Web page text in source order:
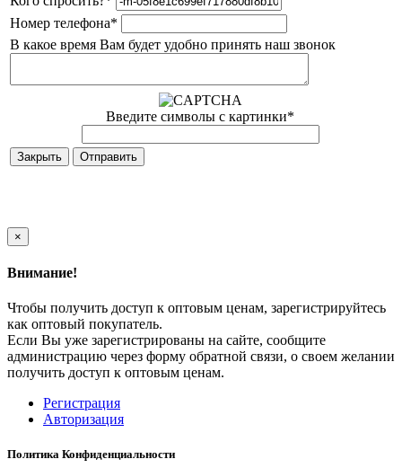
Номер телефона*
В какое время Вам будет удобно принять наш звонок
Введите символы с картинки*
Закрыть
×
Внимание!
Чтобы получить доступ к оптовым ценам, зарегистрируйтесь
как оптовый покупатель.
Если Вы уже зарегистрированы на сайте, сообщите
администрацию через форму обратной связи, о своем желании
получить доступ к оптовым ценам.
Регистрация
Авторизация
Политика Конфиденциальности